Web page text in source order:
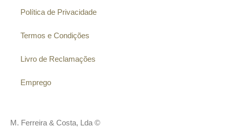
Política de Privacidade
Termos e Condições
Livro de Reclamações
Emprego
M. Ferreira & Costa, Lda ©